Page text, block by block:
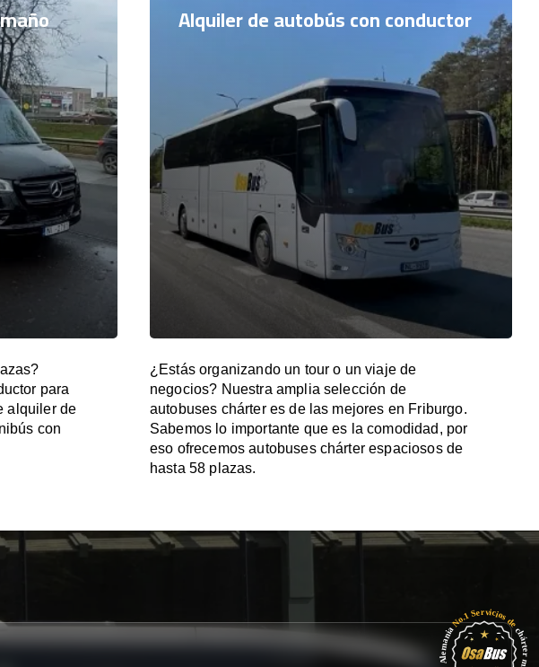
para
alquiler de
con
Alquiler de autobús con conductor
¿Estás organizando un tour o un viaje de
negocios? Nuestra amplia selección de
autobuses chárter es de las mejores en Friburgo.
Sabemos lo importante que es la comodidad, por
eso ofrecemos autobuses chárter espaciosos de
hasta 58 plazas.